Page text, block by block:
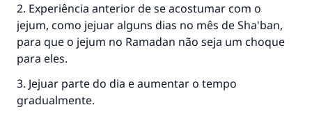
2. Experiência anterior de se acostumar com o
jejum, como jejuar alguns dias no mês de Sha'ban,
para que o jejum no Ramadan não seja um choque
para eles.
3. Jejuar parte do dia e aumentar o tempo
gradualmente.